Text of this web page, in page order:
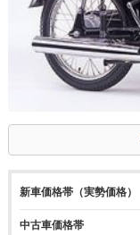
新車価格帯（実勢価格）
中古車価格帯